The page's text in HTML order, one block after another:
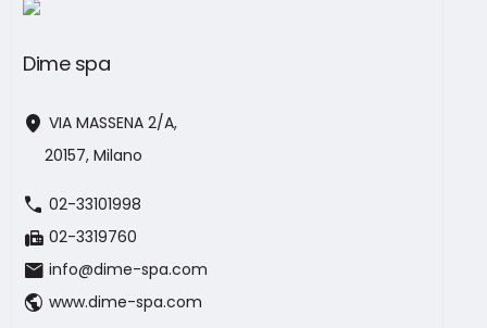
Dime spa
location_on VIA MASSENA 2/A,
20157, Milano
call 02-33101998
fax 02-3319760
mail info@dime-spa.com
public www.dime-spa.com